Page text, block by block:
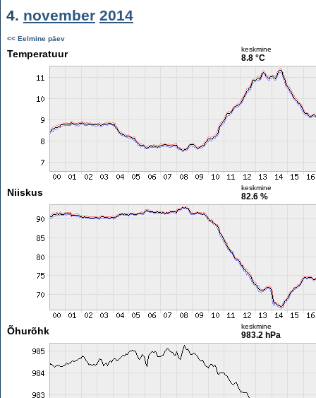
4. november 2014
<< Eelmine päev
Temperatuur keskmine
8.8 °C
Niiskus keskmine
82.6 %
Õhurõhk keskmine
983.2 hPa